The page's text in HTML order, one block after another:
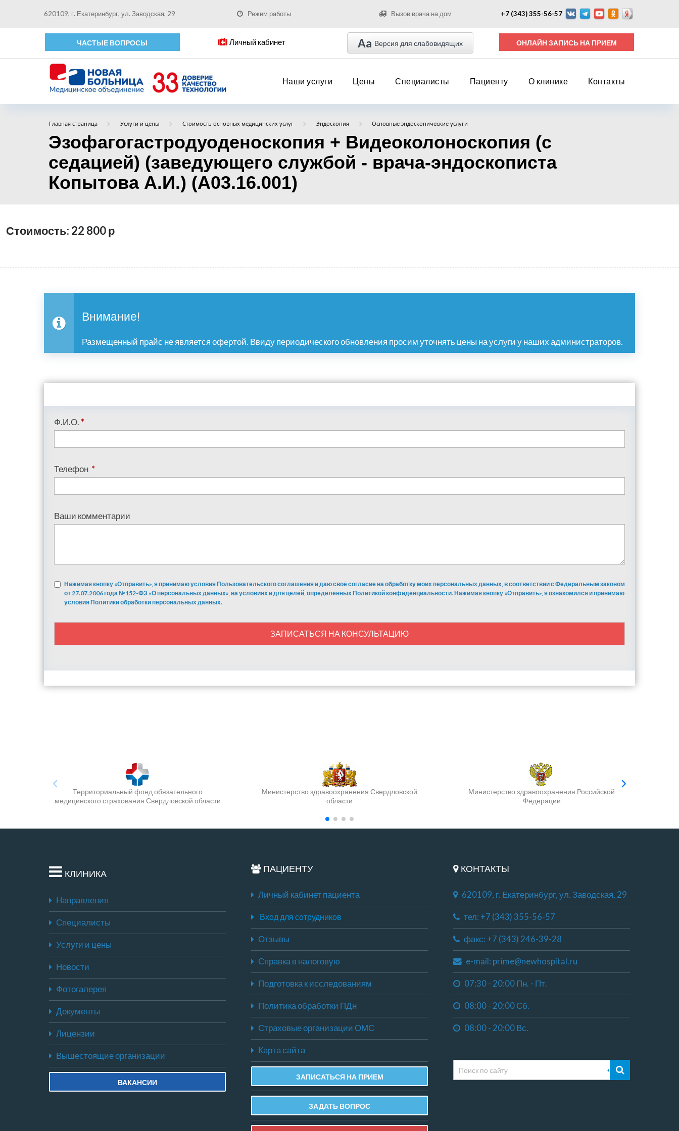
620109, г. Екатеринбург, ул. Заводская, 29 Режим работы Вызов врача на дом +7 (343) 355-56-57
ЧАСТЫЕ ВОПРОСЫ Личный кабинет Aa Версия для слабовидящих ОНЛАЙН ЗАПИСЬ НА ПРИЕМ
Наши услуги Цены Специалисты Пациенту О клинике Контакты
Главная страница Услуги и цены Стоимость основных медицинских услуг Эндоскопия Основные эндоскопические услуги
Эзофагогастродуоденоскопия + Видеоколоноскопия (с
седацией) (заведующего службой - врача-эндоскописта
Копытова А.И.) (А03.16.001)
Стоимость: 22 800р
Внимание!
Размещенный прайс не является офертой. Ввиду периодического обновления просим уточнять цены на услуги у наших администраторов.
Ф.И.О. *
Телефон *
Ваши комментарии
Нажимая кнопку «Отправить», я принимаю условия Пользовательского соглашения и даю своё согласие на обработку моих персональных данных, в соответствии с Федеральным законом
от 27.07.2006 года №152-ФЗ «О персональных данных», на условиях и для целей, определенных Политикой конфиденциальности. Нажимая кнопку «Отправить», я ознакомился и принимаю
условия Политики обработки персональных данных.
ЗАПИСАТЬСЯ НА КОНСУЛЬТАЦИЮ
Территориальный фонд обязательного
медицинского страхования Свердловской области
Министерство здравоохранения Свердловской
области
Министерство здравоохранения Российской
Федерации
КЛИНИКА
Направления
Специалисты
Услуги и цены
Новости
Фотогалерея
Документы
Лицензии
Вышестоящие организации
ВАКАНСИИ
ПАЦИЕНТУ
Личный кабинет пациента
Вход для сотрудников
Отзывы
Справка в налоговую
Подготовка к исследованиям
Политика обработки ПДн
Страховые организации ОМС
Карта сайта
ЗАПИСАТЬСЯ НА ПРИЕМ
ЗАДАТЬ ВОПРОС
КОНТАКТЫ
620109, г. Екатеринбург, ул. Заводская, 29
тел: +7 (343) 355-56-57
факс: +7 (343) 246-39-28
e-mail: prime@newhospital.ru
07:30 - 20:00 Пн. - Пт.
08:00 - 20:00 Сб.
08:00 - 20:00 Вс.